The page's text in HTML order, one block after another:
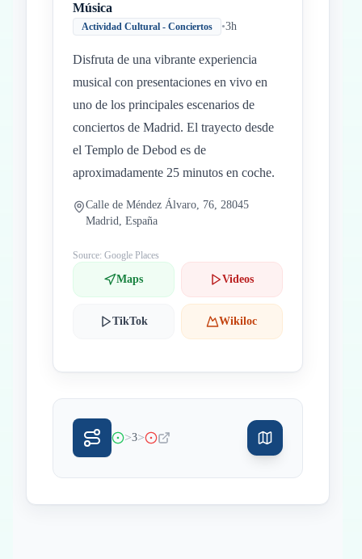
Música
Actividad Cultural - Conciertos •3h
Disfruta de una vibrante experiencia
musical con presentaciones en vivo en
uno de los principales escenarios de
conciertos de Madrid. El trayecto desde
el Templo de Debod es de
aproximadamente 25 minutos en coche.
Calle de Méndez Álvaro, 76, 28045
Madrid, España
Source: Google Places
Maps Videos
TikTok Wikiloc
>3>